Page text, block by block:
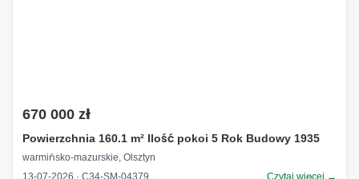
670 000 zł
Powierzchnia 160.1 m² Ilość pokoi 5 Rok Budowy 1935
warmińsko-mazurskie, Olsztyn
13-07-2026 · C34-SM-04379
Czytaj więcej →